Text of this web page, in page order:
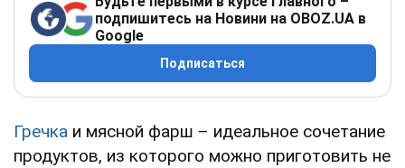
подпишитесь на Новини на OBOZ.UA в
Google
Подписаться
Гречка и мясной фарш – идеальное сочетание
продуктов, из которого можно приготовить не